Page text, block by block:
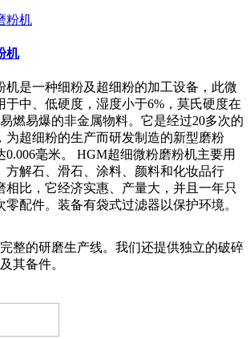
机
机是一种细粉及超细粉的加工设备，此微
于中、低硬度，湿度小于6%，莫氏硬度在
燃易爆的非金属物料。它是经过20多次的
为超细粉的生产而研发制造的新型磨粉
0.006毫米。 HGM超细微粉磨粉机主要用
方解石、滑石、涂料、颜料和化妆品行
相比，它经济实惠、产量大，并且一年只
零配件。装备有袋式过滤器以保护环境。
整的研磨生产线。我们还提供独立的破碎
其备件。